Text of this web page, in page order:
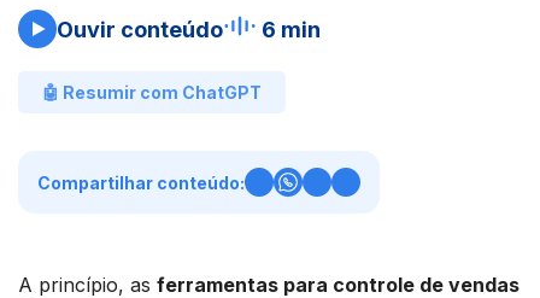
Ouvir conteúdo 6 min
🤖 Resumir com ChatGPT
Compartilhar conteúdo:
A princípio, as ferramentas para controle de vendas